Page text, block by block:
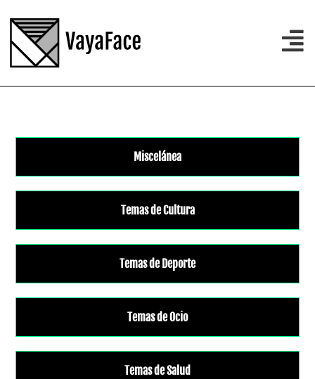
Miscelánea
Temas de Cultura
Temas de Deporte
Temas de Ocio
Temas de Salud